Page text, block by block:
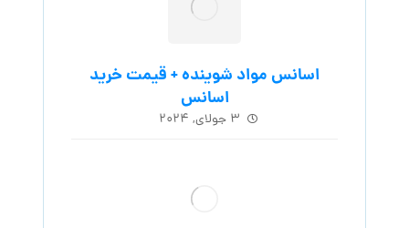
اسانس مواد شوینده + قیمت خرید
اسانس
۳ جولای, ۲۰۲۴